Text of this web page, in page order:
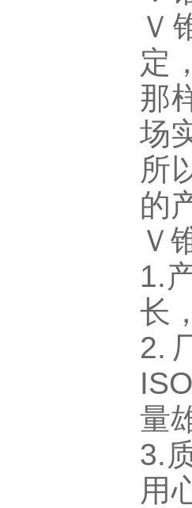
Ｖ
定
那
场
所
的
Ｖ
1.
长
2.
量
3.
用